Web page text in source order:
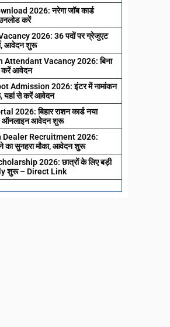
2026: नरेगा जॉब कार्ड
करें
2026: 36 पदों पर ग्रेजुएट
आवेदन शुरू
Attendant Vacancy 2026: बिना
करें आवेदन
Admission 2026: इंटर में नामांकन
यहां से करें आवेदन
2026: बिहार राशन कार्ड नया
ऑनलाइन आवेदन शुरू
Dealer Recruitment 2026:
का सुनहरा मौका, आवेदन शुरू
2026: छात्रों के लिए बड़ी
शुरू – Direct Link